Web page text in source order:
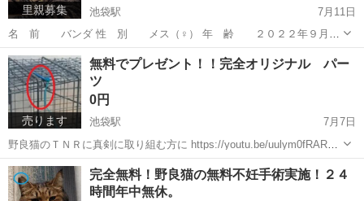
里親募集 池袋駅
7月11日
名 前 バンダ 性 別 メス（♀） 年 齢 ２０２２年９月３
０日生まれ（推定） 特 徴 雑種、キジトラ、イエローアイ、短
毛、直長尻尾 トイレ 問題なし 懐きっぷりは今一ですがご飯の時は
足元に来てじゃれるの...
東京 豊島区 池袋駅 猫 陽性
売ります
無料でプレゼント！！完全オリジナル パー
ツ
0円
池袋駅
7月7日
野良猫のＴＮＲに真剣に取り組む方に https://youtu.be/uulym0fRARY?
si=JNpA5Bh0ttxACUEI 遠隔操作で思ったタイミングで捕獲機の入り口
を閉める事が出来る「遠隔手動パーツ」です。 ...
東京 豊島区 池袋駅 その他 無料
完全無料！野良猫の無料不妊手術実施！２４
時間年中無休。